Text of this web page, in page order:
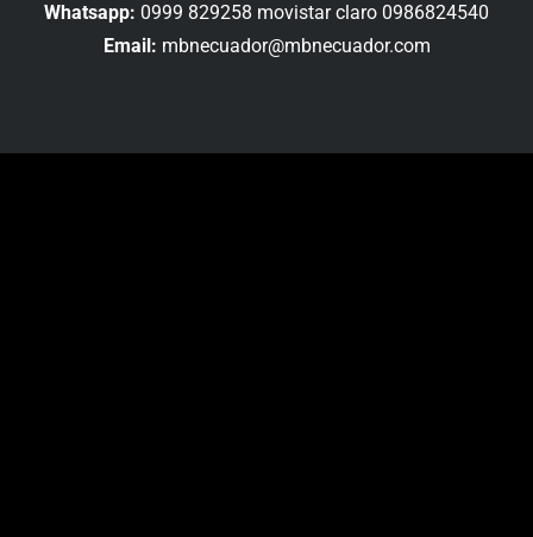
Whatsapp: 0999 829258 movistar claro 0986824540
Email: mbnecuador@mbnecuador.com